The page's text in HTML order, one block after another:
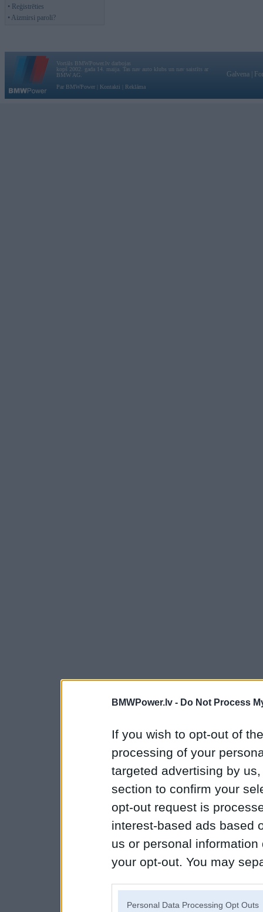
BMWPower.lv - Do Not Process
If you wish to opt-out of
processing of your
targeted advertising by
section to confirm your
opt-out request is
interest-based ads based
us or personal
your opt-out. You may
Personal Data Processing Opt Outs
• Reģistrēties
• Aizmirsi paroli?
Vortāls BMWPower.lv darbojas
kopš 2002. gada 14. maija. Tas nav auto klubs un nav saistīts ar
BMW AG.
Par BMWPower
Kontakti Reklāma
Galvena